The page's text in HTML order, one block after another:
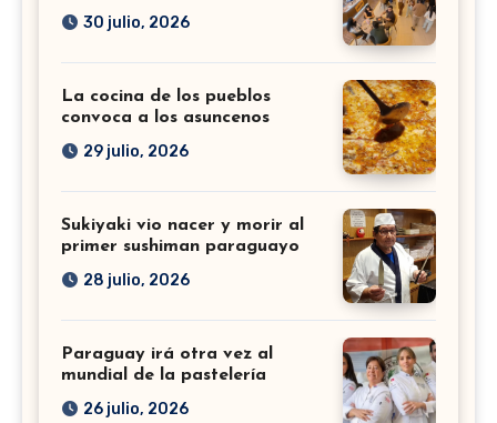
30 julio, 2026
La cocina de los pueblos
convoca a los asuncenos
29 julio, 2026
Sukiyaki vio nacer y morir al
primer sushiman paraguayo
28 julio, 2026
Paraguay irá otra vez al
mundial de la pastelería
26 julio, 2026